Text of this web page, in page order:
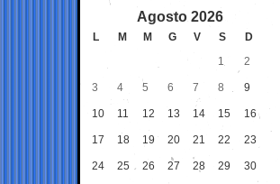
Agosto 2026
L M M G V S
D
1
2
3 4 5 6 7 8 9
10 11 12 13 14 15 16
17 18 19 20 21 22 23
24 25 26 27 28 29 30